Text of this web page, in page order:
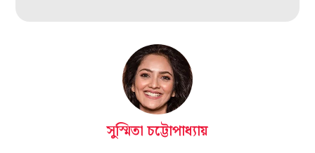
সুস্মিতা চট্টোপাধ্যায়